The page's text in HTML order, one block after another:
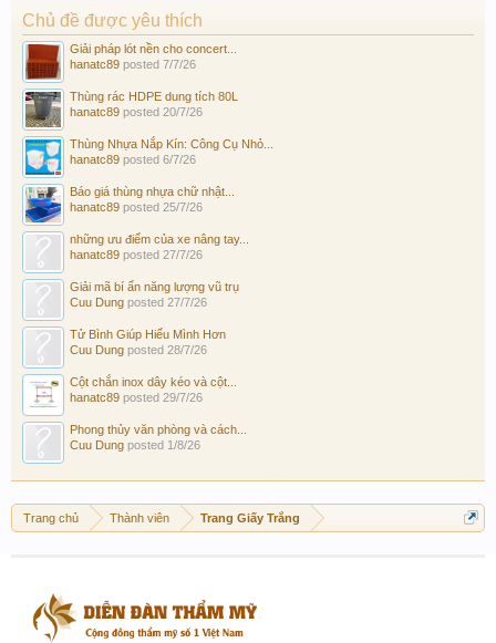
Chủ đề được yêu thích
Giải pháp lót nền cho concert...
hanatc89 posted 7/7/26
Thùng rác HDPE dung tích 80L
hanatc89 posted 20/7/26
Thùng Nhựa Nắp Kín: Công Cụ Nhỏ...
hanatc89 posted 6/7/26
Báo giá thùng nhựa chữ nhật...
hanatc89 posted 25/7/26
những ưu điểm của xe nâng tay...
hanatc89 posted 27/7/26
Giải mã bí ẩn năng lượng vũ trụ
Cuu Dung posted 27/7/26
Tử Bình Giúp Hiểu Mình Hơn
Cuu Dung posted 28/7/26
Cột chắn inox dây kéo và cột...
hanatc89 posted 29/7/26
Phong thủy văn phòng và cách...
Cuu Dung posted 1/8/26
Trang chủ Thành viên Trang Giấy Trắng